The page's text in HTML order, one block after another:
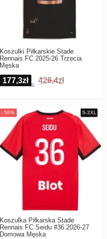
Koszulki Piłkarskie Stade
Rennais FC 2025-26 Trzecia
Męska
177,3zł 428,4zł
Koszulka Piłkarska Stade
Rennais FC Seidu #36 2026-27
Domowa Męska